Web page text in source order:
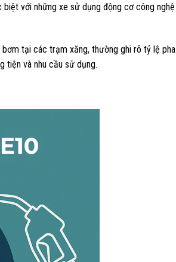
với những xe sử dụng động cơ công nghệ
tại các trạm xăng, thường ghi rõ tỷ lệ pha
tiện và nhu cầu sử dụng.